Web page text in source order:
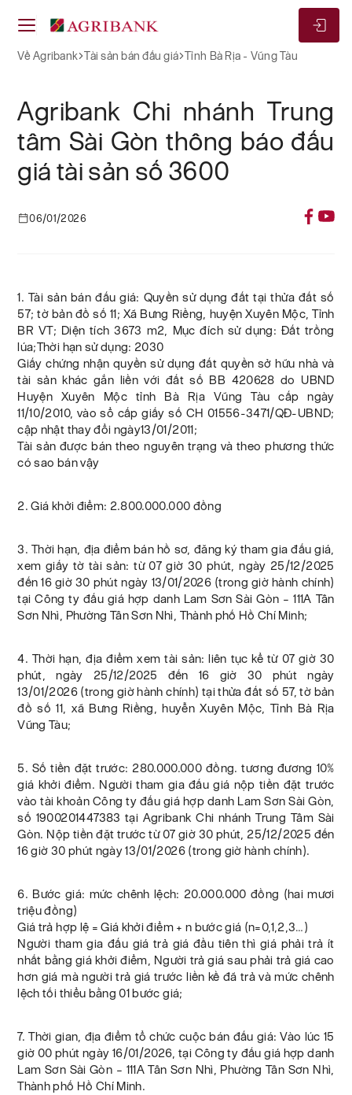
Về Agribank Tài sản bán đấu giá Tỉnh Bà Rịa - Vũng Tàu
Agribank Chi nhánh Trung
tâm Sài Gòn thông báo đấu
giá tài sản số 3600
06/01/2026
1. Tài sản bán đấu giá: Quyền sử dụng đất tại thửa đất số
57; tờ bản đồ số 11; Xã Bưng Riềng, huyện Xuyên Mộc, Tỉnh
BR VT; Diện tích 3673 m2, Mục đích sử dụng: Đất trồng
lúa;Thời hạn sử dụng: 2030
Giấy chứng nhận quyền sử dụng đất quyền sở hữu nhà và
tài sản khác gắn liền với đất số BB 420628 do UBND
Huyện Xuyên Mộc tỉnh Bà Rịa Vũng Tàu cấp ngày
11/10/2010, vào sổ cấp giấy số CH 01556-3471/QĐ-UBND;
cập nhật thay đổi ngày13/01/2011;
Tài sản được bán theo nguyên trạng và theo phương thức
có sao bán vậy
2. Giá khởi điểm: 2.800.000.000 đồng
3. Thời hạn, địa điểm bán hồ sơ, đăng ký tham gia đấu giá,
xem giấy tờ tài sản: từ 07 giờ 30 phút, ngày 25/12/2025
đến 16 giờ 30 phút ngày 13/01/2026 (trong giờ hành chính)
tại Công ty đấu giá hợp danh Lam Sơn Sài Gòn – 111A Tân
Sơn Nhì, Phường Tân Sơn Nhì, Thành phố Hồ Chí Minh;
4. Thời hạn, địa điểm xem tài sản: liên tục kể từ 07 giờ 30
phút, ngày 25/12/2025 đến 16 giờ 30 phút ngày
13/01/2026 (trong giờ hành chính) tại thửa đất số 57, tờ bản
đồ số 11, xã Bưng Riềng, huyễn Xuyên Mộc, Tỉnh Bà Rịa
Vũng Tàu;
5. Số tiền đặt trước: 280.000.000 đồng. tương đương 10%
giá khởi điểm. Người tham gia đấu giá nộp tiền đặt trước
vào tài khoản Công ty đấu giá hợp danh Lam Sơn Sài Gòn,
số 1900201447383 tại Agribank Chi nhánh Trung Tâm Sài
Gòn. Nộp tiền đặt trước từ 07 giờ 30 phút, 25/12/2025 đến
16 giờ 30 phút ngày 13/01/2026 (trong giờ hành chính).
6. Bước giá: mức chênh lệch: 20.000.000 đồng (hai mươi
triệu đồng)
Giá trả hợp lệ = Giá khởi điểm + n bước giá (n=0,1,2,3…)
Người tham gia đấu giá trả giá đầu tiên thì giá phải trả ít
nhất bằng giá khởi điểm, Người trả giá sau phải trả giá cao
hơn giá mà người trả giá trước liền kề đã trả và mức chênh
lệch tối thiểu bằng 01 bước giá;
7. Thời gian, địa điểm tổ chức cuộc bán đấu giá: Vào lúc 15
giờ 00 phút ngày 16/01/2026, tại Công ty đấu giá hợp danh
Lam Sơn Sài Gòn – 111A Tân Sơn Nhì, Phường Tân Sơn Nhì,
Thành phố Hồ Chí Minh.